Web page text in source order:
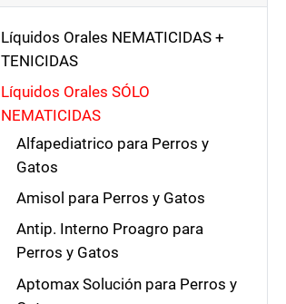
Líquidos Orales NEMATICIDAS +
TENICIDAS
Líquidos Orales SÓLO
NEMATICIDAS
Alfapediatrico para Perros y
Gatos
Amisol para Perros y Gatos
Antip. Interno Proagro para
Perros y Gatos
Aptomax Solución para Perros y